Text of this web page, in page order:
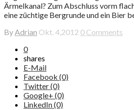
Ärmelkanal? Zum Abschluss vorm
eine züchtige Bergrunde und ein Bier
ByAdrian Okt. 4,2012 0 Comments
0
shares
E-Mail
Facebook (0)
Twitter (0)
Google+ (0)
LinkedIn (0)